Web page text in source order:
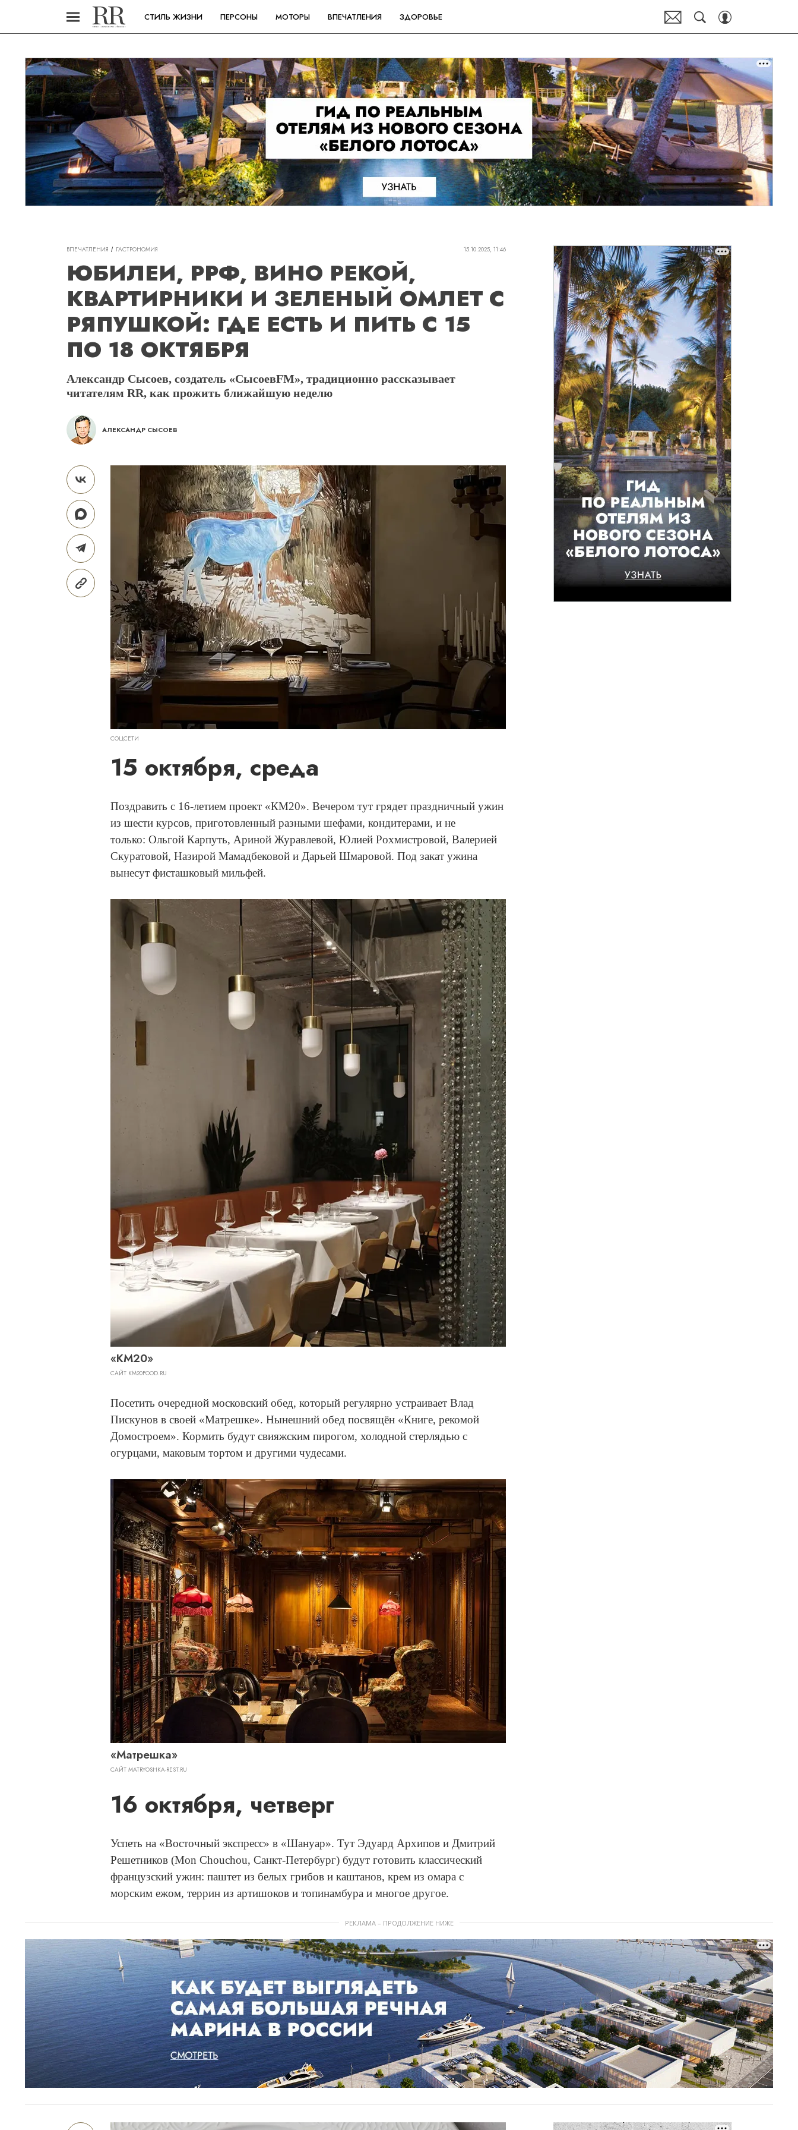
СТИЛЬ ЖИЗНИ ПЕРСОНЫ МОТОРЫ ВПЕЧАТЛЕНИЯ ЗДОРОВЬЕ
ВПЕЧАТЛЕНИЯ ГАСТРОНОМИЯ 15.10.2025, 11:46
ЮБИЛЕИ, РРФ, ВИНО РЕКОЙ,
КВАРТИРНИКИ И ЗЕЛЕНЫЙ ОМЛЕТ С
РЯПУШКОЙ: ГДЕ ЕСТЬ И ПИТЬ С 15
ПО 18 ОКТЯБРЯ
Александр Сысоев, создатель «СысоевFM», традиционно рассказывает
читателям RR, как прожить ближайшую неделю
АЛЕКСАНДР СЫСОЕВ
СОЦСЕТИ
15 октября, среда
Поздравить с 16-летием проект «КМ20». Вечером тут грядет праздничный ужин
из шести курсов, приготовленный разными шефами, кондитерами, и не
только: Ольгой Карпуть, Ариной Журавлевой, Юлией Рохмистровой, Валерией
Скуратовой, Назирой Мамадбековой и Дарьей Шмаровой. Под закат ужина
вынесут фисташковый мильфей.
«КМ20»
САЙТ KM20FOOD.RU
Посетить очередной московский обед, который регулярно устраивает Влад
Пискунов в своей «Матрешке». Нынешний обед посвящён «Книге, рекомой
Домостроем». Кормить будут свияжским пирогом, холодной стерлядью с
огурцами, маковым тортом и другими чудесами.
«Матрешка»
САЙТ MATRYOSHKA-REST.RU
16 октября, четверг
Успеть на «Восточный экспресс» в «Шануар». Тут Эдуард Архипов и Дмитрий
Решетников (Mon Chouchou, Санкт-Петербург) будут готовить классический
французский ужин: паштет из белых грибов и каштанов, крем из омара с
морским ежом, террин из артишоков и топинамбура и многое другое.
РЕКЛАМА – ПРОДОЛЖЕНИЕ НИЖЕ